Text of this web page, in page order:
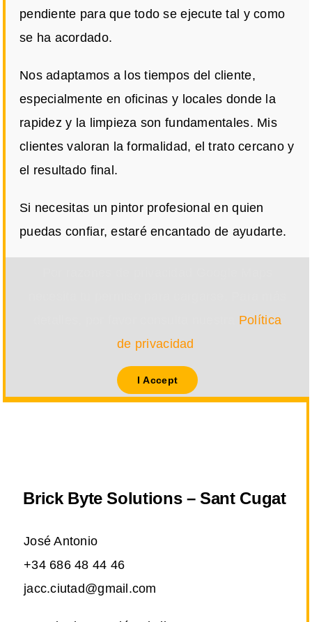
pendiente para que todo se ejecute tal y como
se ha acordado.
Nos adaptamos a los tiempos del cliente,
especialmente en oficinas y locales donde la
rapidez y la limpieza son fundamentales. Mis
clientes valoran la formalidad, el trato cercano y
el resultado final.
Si necesitas un pintor profesional en quien
puedas confiar, estaré encantado de ayudarte.
Política
de privacidad
I Accept
Brick Byte Solutions – Sant Cugat
José Antonio
+34 686 48 44 46
jacc.ciutad@gmail.com